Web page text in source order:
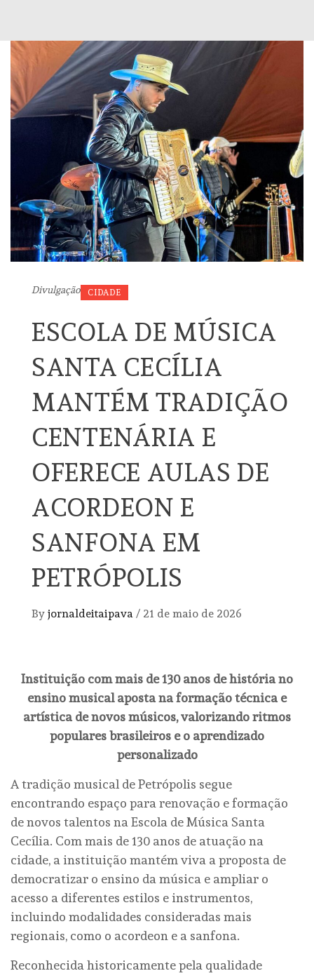
Divulgação CIDADE
ESCOLA DE MÚSICA
SANTA CECÍLIA
MANTÉM TRADIÇÃO
CENTENÁRIA E
OFERECE AULAS DE
ACORDEON E
SANFONA EM
PETRÓPOLIS
By jornaldeitaipava / 21 de maio de 2026
Instituição com mais de 130 anos de história no
ensino musical aposta na formação técnica e
artística de novos músicos, valorizando ritmos
populares brasileiros e o aprendizado
personalizado
A tradição musical de Petrópolis segue
encontrando espaço para renovação e formação
de novos talentos na Escola de Música Santa
Cecília. Com mais de 130 anos de atuação na
cidade, a instituição mantém viva a proposta de
democratizar o ensino da música e ampliar o
acesso a diferentes estilos e instrumentos,
incluindo modalidades consideradas mais
regionais, como o acordeon e a sanfona.
Reconhecida historicamente pela qualidade